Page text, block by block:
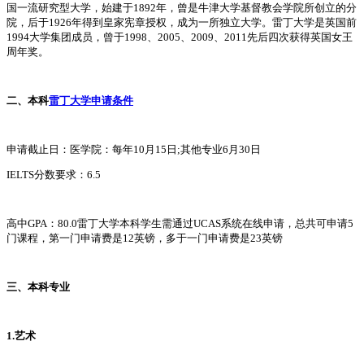
国一流研究型大学，始建于1892年，曾是牛津大学基督教会学院所创立的分
院，后于1926年得到皇家宪章授权，成为一所独立大学。雷丁大学是英国前
1994大学集团成员，曾于1998、2005、2009、2011先后四次获得英国女王
周年奖。
二、本科雷丁大学申请条件
申请截止日：医学院：每年10月15日;其他专业6月30日
IELTS分数要求：6.5
高中GPA：80.0雷丁大学本科学生需通过UCAS系统在线申请，总共可申请5
门课程，第一门申请费是12英镑，多于一门申请费是23英镑
三、本科专业
1.艺术